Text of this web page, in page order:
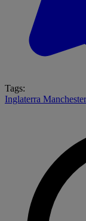
Tags:
Inglaterra